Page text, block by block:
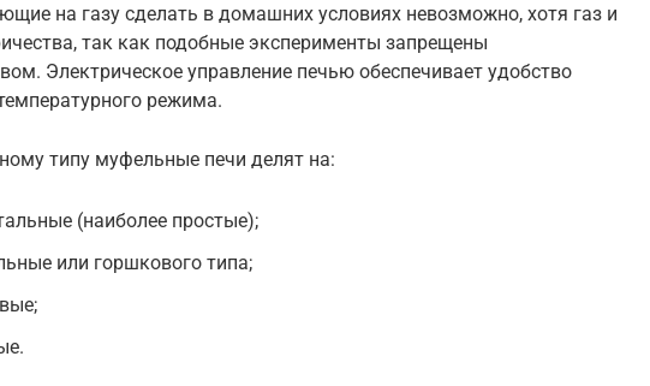
на газу сделать в домашних условиях невозможно, хотя газ и
так как подобные эксперименты запрещены
Электрическое управление печью обеспечивает удобство
режима.
типу муфельные печи делят на:
(наиболее простые);
или горшкового типа;